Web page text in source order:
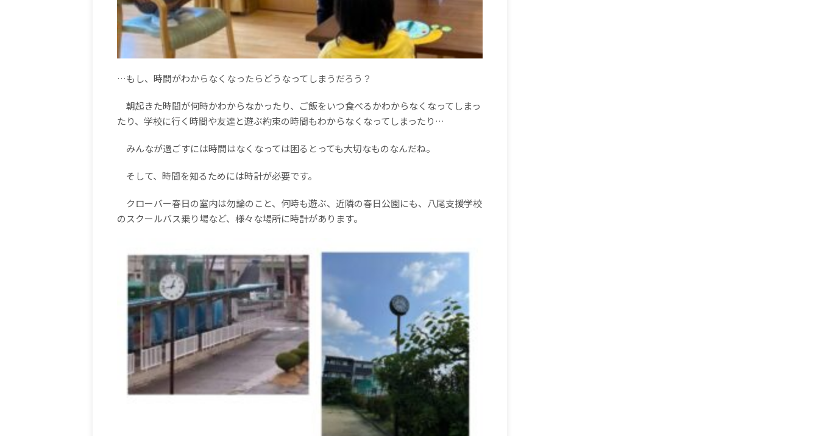
…もし、時間がわからなくなったらどうなってしまうだろう？
朝起きた時間が何時かわからなかったり、ご飯をいつ食べるかわからなくなってしまっ
たり、学校に行く時間や友達と遊ぶ約束の時間もわからなくなってしまったり …
みんなが過ごすには時間はなくなっては困るとっても大切なものなんだね。
そして、時間を知るためには時計が必要です。
クローバー春日の室内は勿論のこと、何時も遊ぶ、近隣の春日公園にも、八尾支援学校
のスクールバス乗り場など、様々な場所に時計があります。